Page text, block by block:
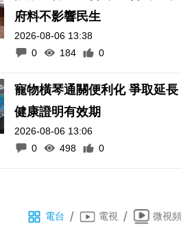
府料不影響民生
2026-08-06 13:38
0
184 0
寵物橫琴通關便利化 爭取延長
健康證明有效期
2026-08-06 13:06
0
498 0
電台 / 電視 / 微視頻